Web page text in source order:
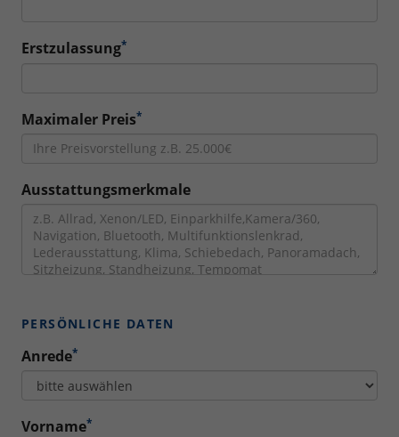
Erstzulassung*
Maximaler Preis*
Ausstattungsmerkmale
PERSÖNLICHE DATEN
Anrede*
Vorname*